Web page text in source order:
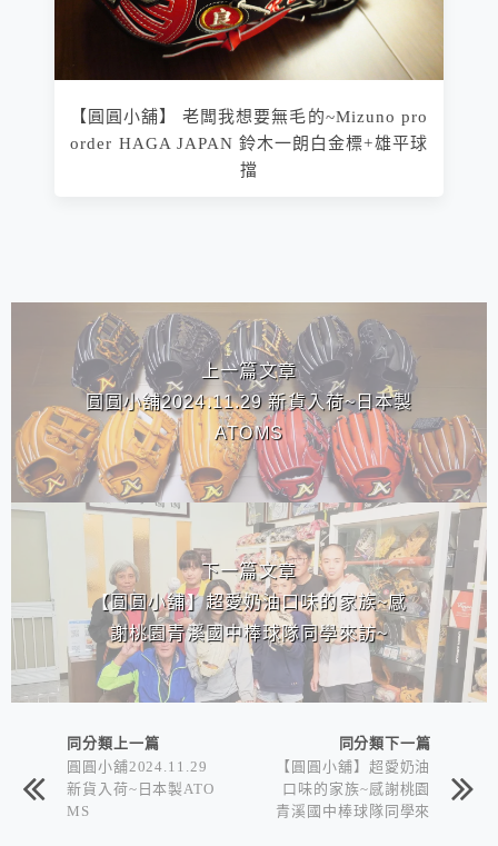
【圓圓小舖】 老闆我想要無毛的~Mizuno pro
order HAGA JAPAN 鈴木一朗白金標+雄平球
擋
相連文章
上一篇文章
圓圓小舖2024.11.29 新貨入荷~日本製
ATOMS
下一篇文章
【圓圓小舖】超愛奶油口味的家族~感
謝桃園青溪國中棒球隊同學來訪~
同分類上一篇
圓圓小舖2024.11.29
新貨入荷~日本製ATO
MS
同分類下一篇
【圓圓小舖】超愛奶油
口味的家族~感謝桃園
青溪國中棒球隊同學來